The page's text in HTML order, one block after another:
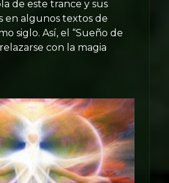
de este trance y sus
en algunos textos de
siglo. Así, el “Sueño de
con la magia